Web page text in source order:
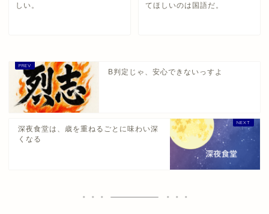
しい。
てほしいのは国語だ。
B判定じゃ、安心できないっすよ
深夜食堂は、歳を重ねるごとに味わい深
くなる